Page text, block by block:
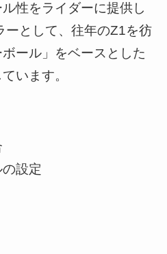
性をライダーに提供し
ーとして、往年のZ1を彷
ール」をベースとした
います。
設定